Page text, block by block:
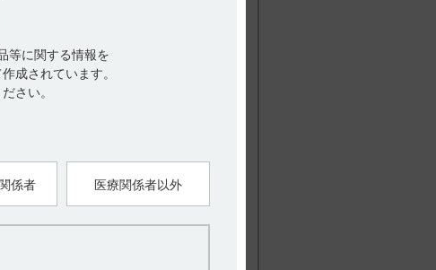
等に関する情報を
成されています。
さい。
係者 医療関係者以外
は以下のとおりであった。サフィナミドを
C
目には定常状態となった。（引用2）
認められませんでした。（引用1、2）
ドとして50mgを1日1回経口投与する。な
動態 16．1 血中濃度 16．1．2 反復投与